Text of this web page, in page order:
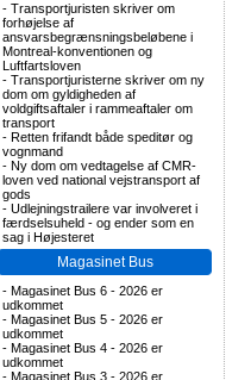
- Transportjuristen skriver om
forhøjelse af
ansvarsbegrænsningsbeløbene i
Montreal-konventionen og
Luftfartsloven
- Transportjuristerne skriver om ny
dom om gyldigheden af
voldgiftsaftaler i rammeaftaler om
transport
- Retten frifandt både speditør og
vognmand
- Ny dom om vedtagelse af CMR-
loven ved national vejstransport af
gods
- Udlejningstrailere var involveret i
færdselsuheld - og ender som en
sag i Højesteret
Magasinet Bus
- Magasinet Bus 6 - 2026 er
udkommet
- Magasinet Bus 5 - 2026 er
udkommet
- Magasinet Bus 4 - 2026 er
udkommet
- Magasinet Bus 3 - 2026 er